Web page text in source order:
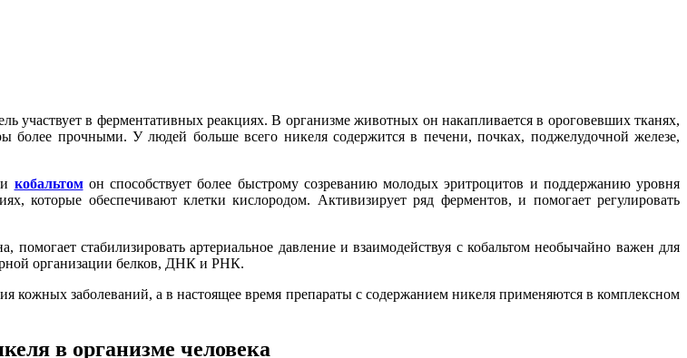
участвует в ферментативных реакциях. В организме животных он накапливается в ороговевших тканях,
более прочными. У людей больше всего никеля содержится в печени, почках, поджелудочной железе,
и кобальтомон способствует более быстрому созреванию молодых эритроцитов и поддержанию уровня
которые обеспечивают клетки кислородом. Активизирует ряд ферментов, и помогает регулировать
стабилизировать артериальное давление и взаимодействуя с кобальтом необычайно важен для
организации белков, ДНК и РНК.
кожных заболеваний, а в настоящее время препараты с содержанием никеля применяются в комплексном
в организме человека